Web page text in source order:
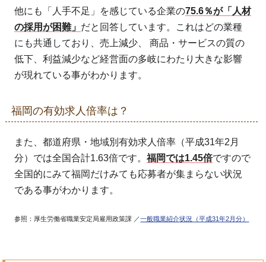
他にも「人手不足」を感じている企業の75.6％が「人材
の採用が困難」 だと回答しています。これはどの業種
にも共通しており、売上減少、 商品・サービスの質の
低下、利益減少など経営面の多岐にわたり大きな影響
が現れている事がわかります。
福岡の有効求人倍率は？
また、都道府県・地域別有効求人倍率（平成31年2月
分）では全国合計1.63倍です。福岡では1.45倍ですので
全国的にみて福岡だけみても応募者が集まらない状況
である事がわかります。
参照：厚生労働省職業安定局雇用政策課 ／一般職業紹介状況（平成31年2月分）